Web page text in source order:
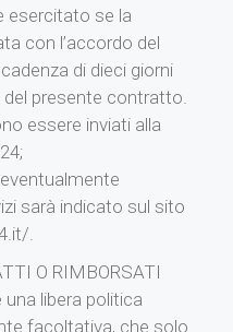
esercitato se la
con l’accordo del
di dieci giorni
del presente contratto.
essere inviati alla
sarà indicato sul sito
.
O RIMBORSATI
libera politica
facoltativa, che solo